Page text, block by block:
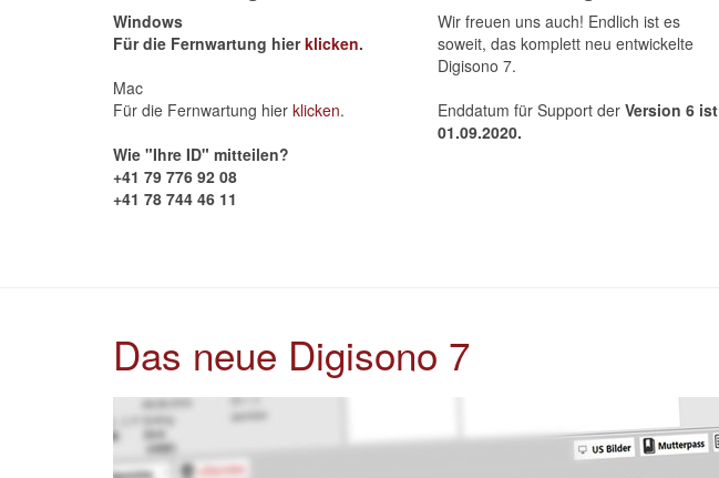
Windows
Für die Fernwartung hierklicken.
Mac
Für die Fernwartung hier klicken.
Wie "Ihre ID" mitteilen?
+41 79 776 92 08
+41 78 744 46 11
Wir freuen uns auch! Endlich ist es
soweit, das komplett neu entwickelte
Digisono 7.
Enddatum für Support der Version 6 ist
01.09.2020.
Das neue Digisono 7